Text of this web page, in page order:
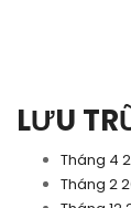
LƯU
Tháng 4
Tháng 2